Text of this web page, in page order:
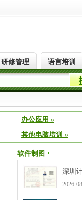
研修管理 语言培训
办公应用 »
其他电脑培训 »
软件制图
深圳
2026-